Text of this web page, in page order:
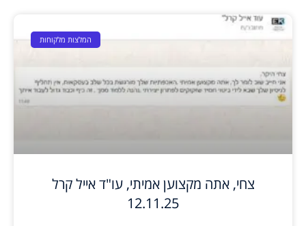
המלצות מלקוחות
צחי, אתה מקצוען אמיתי, עו"ד אייל קרל
12.11.25